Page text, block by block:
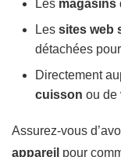
Les magasins
Les sites web
détachées
Directement
cuisson ou de
Assurez-vous
appareil pour